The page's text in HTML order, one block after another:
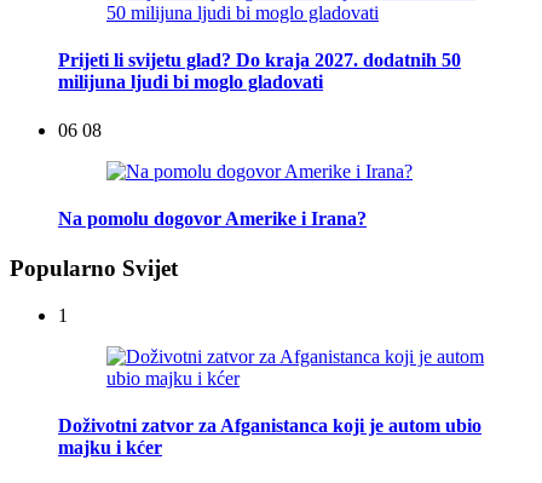
Prijeti li svijetu glad? Do kraja 2027. dodatnih 50
milijuna ljudi bi moglo gladovati
06 08
Na pomolu dogovor Amerike i Irana?
Popularno Svijet
1
Doživotni zatvor za Afganistanca koji je autom ubio
majku i kćer